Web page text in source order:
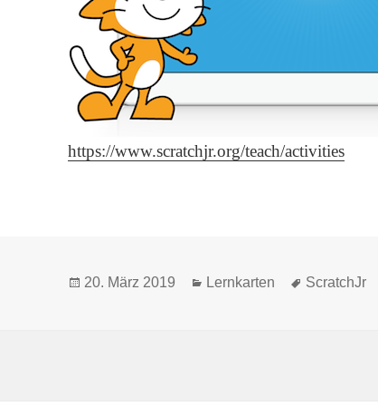
https://www.scratchjr.org/teach/activities
Veröffentlicht
20. März 2019 Kategorien
Lernkarten ScratchJr